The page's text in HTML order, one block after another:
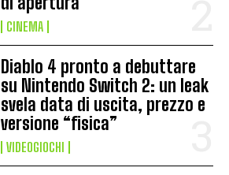
CINEMA
Diablo 4 pronto a debuttare
su Nintendo Switch 2: un leak
svela data di uscita, prezzo e
versione “fisica”
VIDEOGIOCHI